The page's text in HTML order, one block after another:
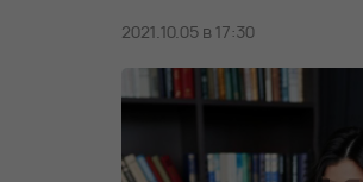
2021.10.05 в 17:30